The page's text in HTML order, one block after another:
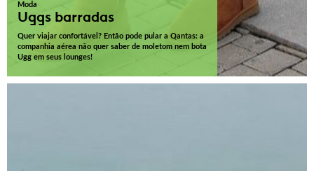
Moda
Uggs barradas
Quer viajar confortável? Então pode pular a Qantas: a
companhia aérea não quer saber de moletom nem bota
Ugg em seus lounges!